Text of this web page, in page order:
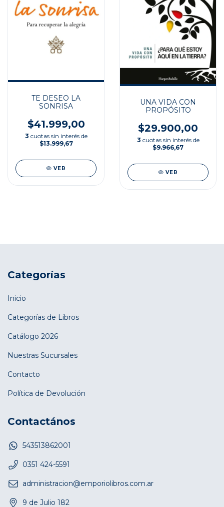
TE DESEO LA
SONRISA
$41.999,00
3 cuotas sin interés de
$13.999,67
VER
UNA VIDA CON
PROPÓSITO
$29.900,00
3 cuotas sin interés de
$9.966,67
VER
Categorías
Inicio
Categorías de Libros
Catálogo 2026
Nuestras Sucursales
Contacto
Política de Devolución
Contactános
543513862001
0351 424-5591
administracion@emporiolibros.com.ar
9 de Julio 182